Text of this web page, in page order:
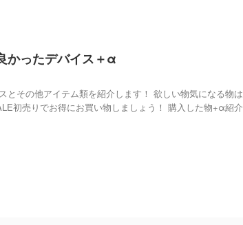
かったデバイス＋α
とその他アイテム類を紹介します！ 欲しい物気になる物は
初売りでお得にお買い物しましょう！ 購入した物+α紹介